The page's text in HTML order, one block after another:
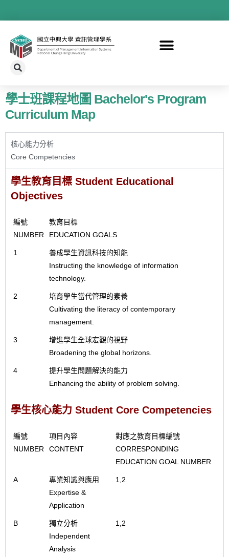
學士班課程地圖 Bachelor's Program
Curriculum Map
核心能力分析
Core Competencies
學生教育目標 Student Educational
Objectives
編號
NUMBER
教育目標
EDUCATION GOALS
1
養成學生資訊科技的知能
Instructing the knowledge of information
technology.
2
培育學生當代管理的素養
Cultivating the literacy of contemporary
management.
3
增進學生全球宏觀的視野
Broadening the global horizons.
4
提升學生問題解決的能力
Enhancing the ability of problem solving.
學生核心能力 Student Core Competencies
編號
NUMBER
項目內容
CONTENT
對應之教育目標編號
CORRESPONDING
EDUCATION GOAL NUMBER
A
專業知識與應用
Expertise &
Application
1,2
B
獨立分析
Independent
Analysis
1,2